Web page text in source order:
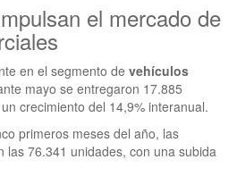
el mercado de
en el segmento de vehículos
mayo se entregaron 17.885
crecimiento del 14,9% interanual.
primeros meses del año, las
las 76.341 unidades, con una subida